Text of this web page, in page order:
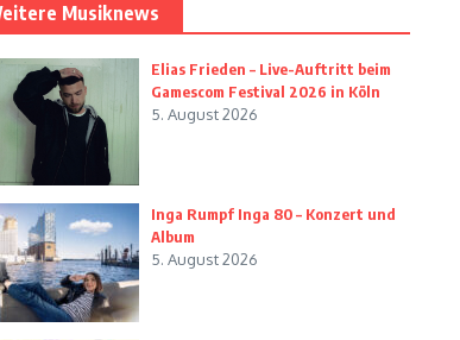
Musiknews
Elias Frieden – Live-Auftritt beim
Gamescom Festival 2026 in Köln
5. August 2026
Inga Rumpf Inga 80 – Konzert und
Album
5. August 2026